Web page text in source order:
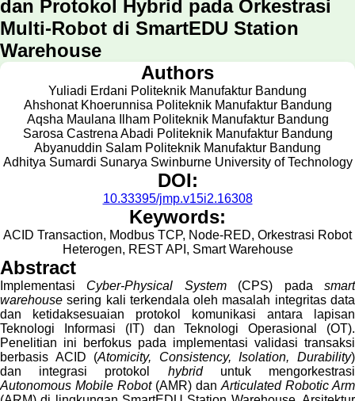
dan Protokol Hybrid pada Orkestrasi
Multi-Robot di SmartEDU Station
Warehouse
Authors
Yuliadi Erdani Politeknik Manufaktur Bandung
Ahshonat Khoerunnisa Politeknik Manufaktur Bandung
Aqsha Maulana Ilham Politeknik Manufaktur Bandung
Sarosa Castrena Abadi Politeknik Manufaktur Bandung
Abyanuddin Salam Politeknik Manufaktur Bandung
Adhitya Sumardi Sunarya Swinburne University of Technology
DOI:
10.33395/jmp.v15i2.16308
Keywords:
ACID Transaction, Modbus TCP, Node-RED, Orkestrasi Robot
Heterogen, REST API, Smart Warehouse
Abstract
Implementasi Cyber-Physical System(CPS) padasmart
warehouse sering kali terkendala oleh masalah integritas data
dan ketidaksesuaian protokol komunikasi antara lapisan
Teknologi Informasi (IT) dan Teknologi Operasional (OT).
Penelitian ini berfokus pada implementasi validasi transaksi
berbasis ACID (Atomicity, Consistency, Isolation, Durability)
dan integrasi protokol hybriduntuk mengorkestrasi
Autonomous Mobile Robot(AMR) dan Articulated Robotic Arm